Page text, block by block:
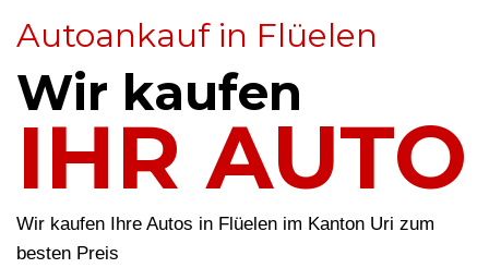
Autoankauf in Flüelen
Wir kaufen
IHR AUTO
Wir kaufen Ihre Autos in Flüelen im Kanton Uri zum
besten Preis